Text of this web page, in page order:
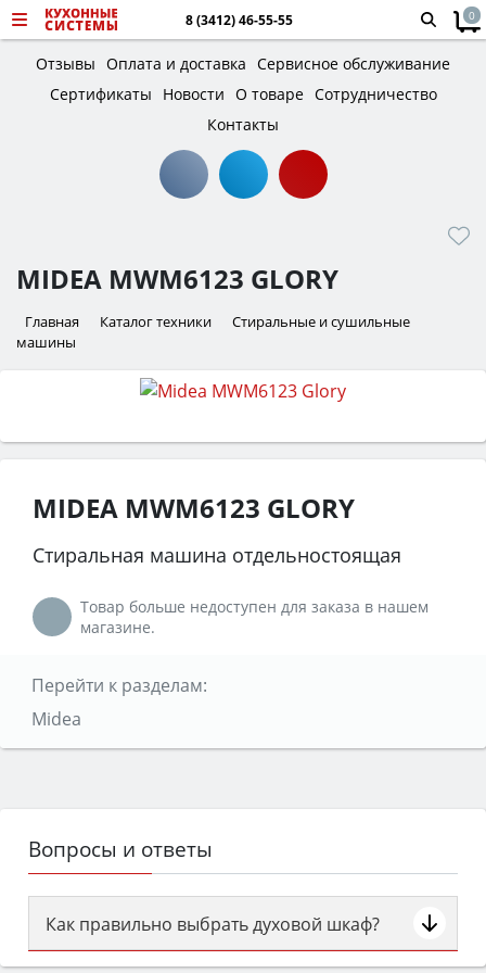
8 (3412) 46-55-55 0
Отзывы Оплата и доставка Сервисное обслуживание
Сертификаты
Новости О товаре Сотрудничество
Контакты
MIDEA MWM6123 GLORY
Главная Каталог техники
Стиральные и сушильные
машины
MIDEA MWM6123 GLORY
Стиральная машина отдельностоящая
Товар больше недоступен для заказа в нашем
магазине.
Перейти к разделам:
Midea
Вопросы и ответы
Как правильно выбрать духовой шкаф?